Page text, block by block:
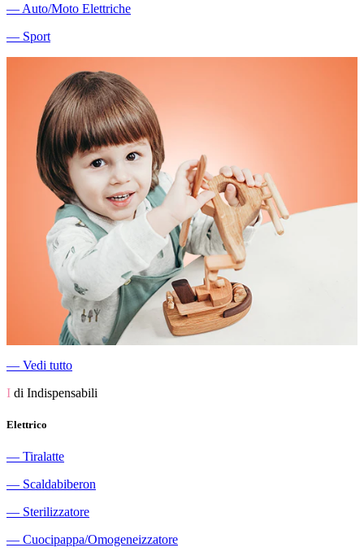
― Auto/Moto Elettriche
― Sport
― Vedi tutto
I di Indispensabili
Elettrico
― Tiralatte
― Scaldabiberon
― Sterilizzatore
― Cuocipappa/Omogeneizzatore